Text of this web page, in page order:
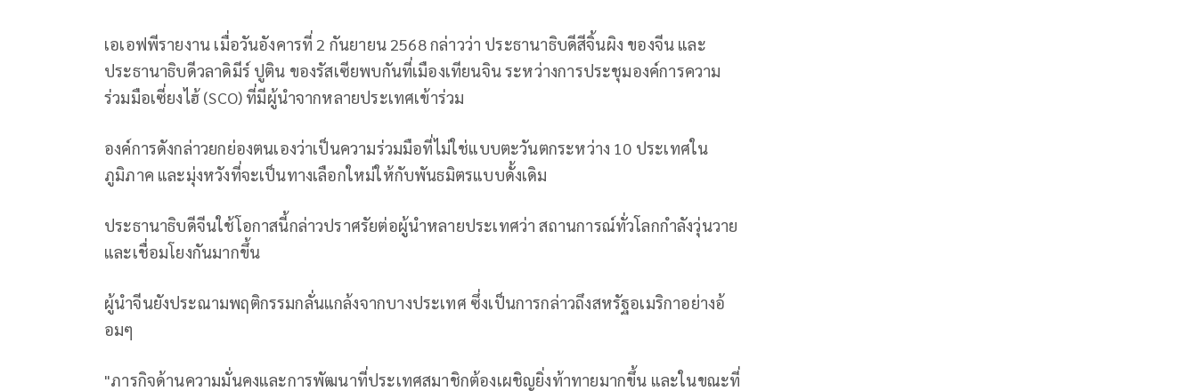
เอเอฟพีรายงาน เมื่อวันอังคารที่ 2 กันยายน 2568 กล่าวว่า ประธานาธิบดีสีจิ้นผิง ของจีน และ
ประธานาธิบดีวลาดิมีร์ ปูติน ของรัสเซียพบกันที่เมืองเทียนจิน ระหว่างการประชุมองค์การความ
ร่วมมือเซี่ยงไฮ้ (SCO) ที่มีผู้นำจากหลายประเทศเข้าร่วม
องค์การดังกล่าวยกย่องตนเองว่าเป็นความร่วมมือที่ไม่ใช่แบบตะวันตกระหว่าง 10 ประเทศใน
ภูมิภาค และมุ่งหวังที่จะเป็นทางเลือกใหม่ให้กับพันธมิตรแบบดั้งเดิม
ประธานาธิบดีจีนใช้โอกาสนี้กล่าวปราศรัยต่อผู้นำหลายประเทศว่า สถานการณ์ทั่วโลกกำลังวุ่นวาย
และเชื่อมโยงกันมากขึ้น
ผู้นำจีนยังประณามพฤติกรรมกลั่นแกล้งจากบางประเทศ ซึ่งเป็นการกล่าวถึงสหรัฐอเมริกาอย่างอ้
อมๆ
"ภารกิจด้านความมั่นคงและการพัฒนาที่ประเทศสมาชิกต้องเผชิญยิ่งท้าทายมากขึ้น และในขณะที่